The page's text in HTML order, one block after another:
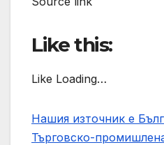
Like this:
Like Loading…
Нашия източник е
Търговско-